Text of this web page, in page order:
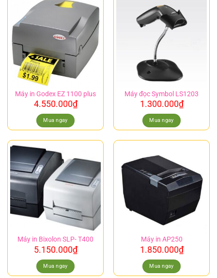
Máy in Godex EZ 1100 plus
4.550.000₫
Mua ngay
Máy đọc Symbol LS1203
1.300.000₫
Mua ngay
Máy in Bixolon SLP- T400
5.150.000₫
Mua ngay
Máy in AP250
1.850.000₫
Mua ngay